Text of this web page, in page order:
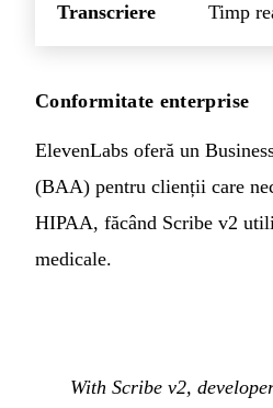
Transcriere Timp
Conformitate enterprise
ElevenLabs oferă un
(BAA) pentru clienții care
HIPAA, făcând Scribe v2
medicale.
With Scribe v2,